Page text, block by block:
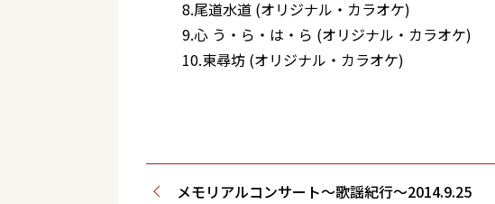
8.尾道水道 (オリジナル・カラオケ)
9.心 う・ら・は・ら (オリジナル・カラオケ)
10.東尋坊 (オリジナル・カラオケ)
メモリアルコンサート～歌謡紀行～2014.9.25